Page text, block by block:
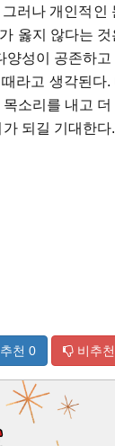
러나 개인적인
옳지 않다는 것
양성이 공존하고
라고 생각된다.
소리를 내고 더
되길 기대한다.
천 0 비추천